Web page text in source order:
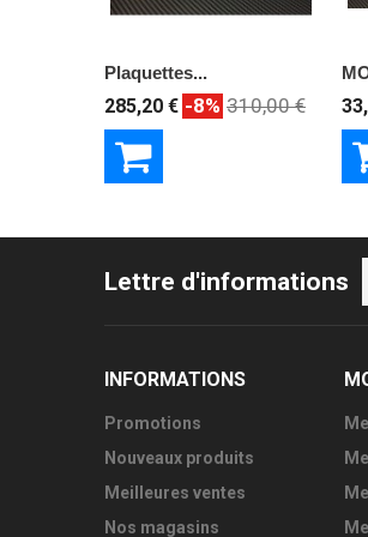
Plaquettes...
285,20 € -8% 310,00 €
Lettre d'informations
INFORMATIONS
Promotions
Nouveaux produits
Meilleures ventes
Nos magasins